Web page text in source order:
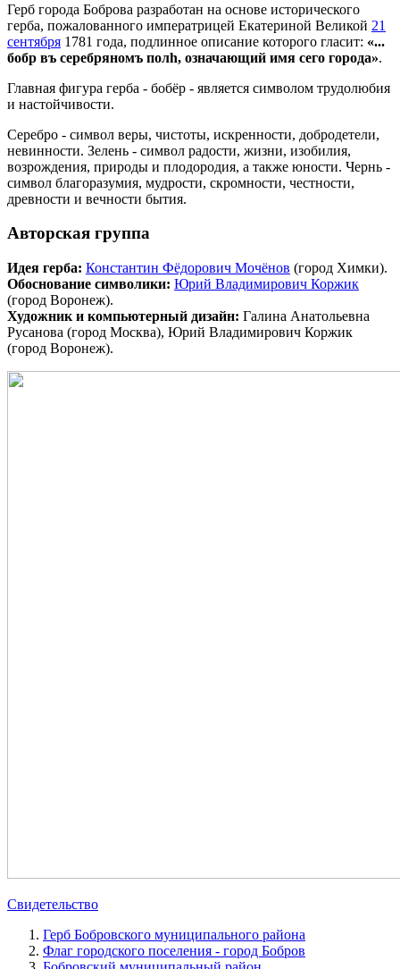
Герб города Боброва разработан на основе исторического
герба, пожалованного императрицей Екатериной Великой 21
сентября 1781 года, подлинное описание которого гласит: «...
бобр въ серебряномъ полh, означающий имя сего города».
Главная фигура герба - бобёр - является символом трудолюбия
и настойчивости.
Серебро - символ веры, чистоты, искренности, добродетели,
невинности. Зелень - символ радости, жизни, изобилия,
возрождения, природы и плодородия, а также юности. Чернь -
символ благоразумия, мудрости, скромности, честности,
древности и вечности бытия.
Авторская группа
Идея герба: Константин Фёдорович Мочёнов (город Химки).
Обоснование символики: Юрий Владимирович Коржик
(город Воронеж).
Художник и компьютерный дизайн: Галина Анатольевна
Русанова (город Москва), Юрий Владимирович Коржик
(город Воронеж).
Свидетельство
Герб Бобровского муниципального района
Флаг городского поселения - город Бобров